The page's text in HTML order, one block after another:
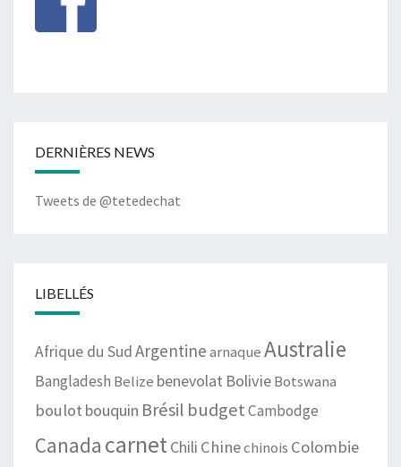
DERNIÈRES NEWS
Tweets de @tetedechat
LIBELLÉS
Afrique du SudArgentinearnaqueAustralie
Bangladesh Belize benevolat BolivieBotswana
boulot bouquin Brésil budgetCambodge
Canada carnetChili Chinechinois Colombie